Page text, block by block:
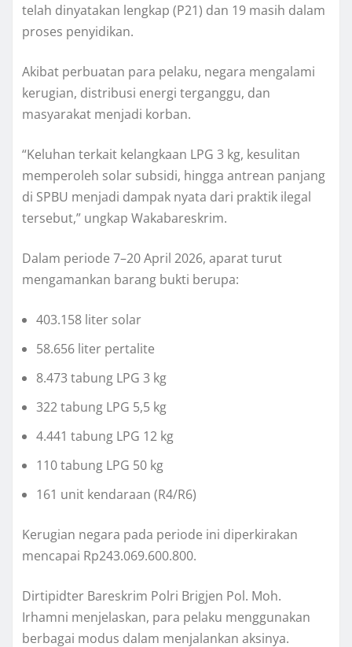
telah dinyatakan lengkap (P21) dan 19 masih dalam
proses penyidikan.
Akibat perbuatan para pelaku, negara mengalami
kerugian, distribusi energi terganggu, dan
masyarakat menjadi korban.
“Keluhan terkait kelangkaan LPG 3 kg, kesulitan
memperoleh solar subsidi, hingga antrean panjang
di SPBU menjadi dampak nyata dari praktik ilegal
tersebut,” ungkap Wakabareskrim.
Dalam periode 7–20 April 2026, aparat turut
mengamankan barang bukti berupa:
403.158 liter solar
58.656 liter pertalite
8.473 tabung LPG 3 kg
322 tabung LPG 5,5 kg
4.441 tabung LPG 12 kg
110 tabung LPG 50 kg
161 unit kendaraan (R4/R6)
Kerugian negara pada periode ini diperkirakan
mencapai Rp243.069.600.800.
Dirtipidter Bareskrim Polri Brigjen Pol. Moh.
Irhamni menjelaskan, para pelaku menggunakan
berbagai modus dalam menjalankan aksinya.